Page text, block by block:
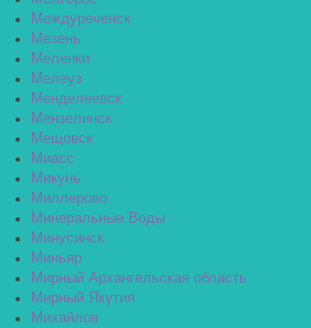
Междуреченск
Мезень
Меленки
Мелеуз
Менделеевск
Мензелинск
Мещовск
Миасс
Микунь
Миллерово
Минеральные Воды
Минусинск
Миньяр
Мирный Архангельская область
Мирный Якутия
Михайлов